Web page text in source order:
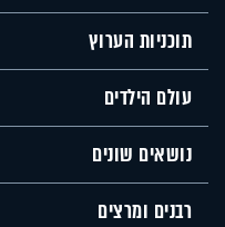
תוכניות הערוץ
עולם הילדים
נושאים שונים
רבנים ומרצים